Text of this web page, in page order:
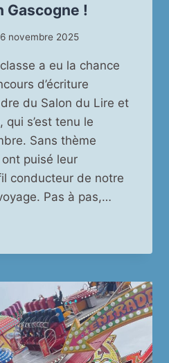
Gascogne !
novembre 2025
a eu la chance
d’écriture
du Salon du Lire et
qui s’est tenu le
Sans thème
puisé leur
conducteur de notre
Pas à pas,…